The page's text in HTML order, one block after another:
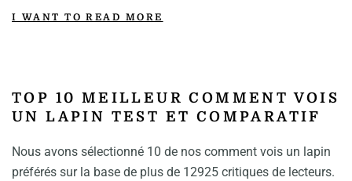
I WANT TO READ MORE
TOP 10 MEILLEUR COMMENT VOIS
UN LAPIN TEST ET COMPARATIF
Nous avons sélectionné 10 de nos comment vois un lapin
préférés sur la base de plus de 12925 critiques de lecteurs.